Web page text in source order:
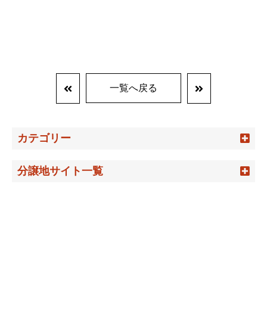
一覧へ戻る
カテゴリー
分譲地サイト一覧